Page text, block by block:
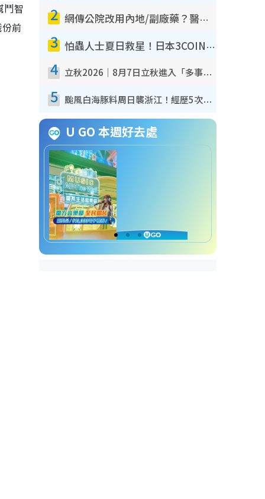
鬥智
前
2 網傳公院改用內地/副廠藥？醫生拆解正副廠分別 揭4類人換藥隨時出事
3 怕蟲人士夏日救星！日本3COINS爆紅驅蟲神器$45起 1招「全程免觸碰」輕鬆搞定小強
4 立秋2026｜8月7日立秋進入「多事之秋」 3件事唔做得！專家教6招開運 清枱頭／銀包納氣接好運
5 颱風白海豚料周日襲浙江！經歷5次「眼牆置換」極罕見 成登陸內地最長途颱風
U GO 本週好去處